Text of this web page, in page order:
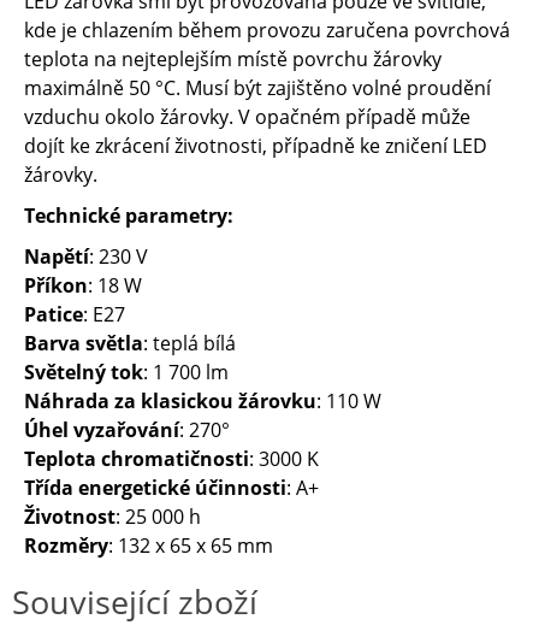
kde je chlazením během provozu zaručena povrchová
teplota na nejteplejším místě povrchu žárovky
maximálně 50 °C. Musí být zajištěno volné proudění
vzduchu okolo žárovky. V opačném případě může
dojít ke zkrácení životnosti, případně ke zničení LED
žárovky.
Technické parametry:
Napětí: 230 V
Příkon: 18 W
Patice: E27
Barva světla: teplá bílá
Světelný tok: 1 700 lm
Náhrada za klasickou žárovku: 110 W
Úhel vyzařování: 270°
Teplota chromatičnosti: 3000 K
Třída energetické účinnosti: A+
Životnost: 25 000 h
Rozměry: 132 x 65 x 65 mm
Související zboží